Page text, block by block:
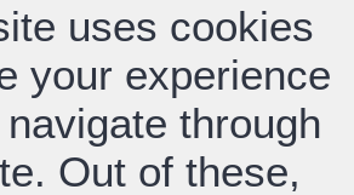
uses cookies
your experience
through
Out of these,